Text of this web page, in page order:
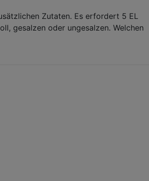
Zutaten. Es erfordert 5 EL
gesalzen oder ungesalzen. Welchen